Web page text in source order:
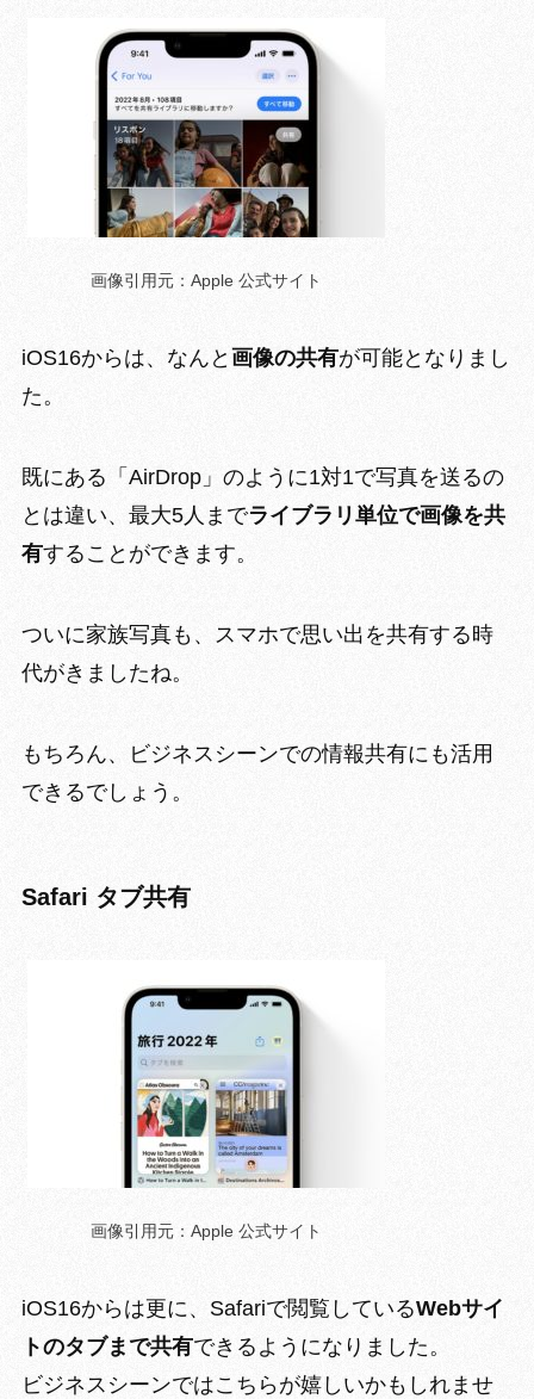
画像引用元：Apple 公式サイト
iOS16からは、なんと 画像の共有が可能となりまし
た。
既にある「AirDrop」のように1対1で写真を送るの
とは違い、最大5人までライブラリ単位で画像を共
有することができます。
ついに家族写真も、スマホで思い出を共有する時
代がきましたね。
もちろん、ビジネスシーンでの情報共有にも活用
できるでしょう。
Safari タブ共有
画像引用元：Apple 公式サイト
iOS16からは更に、Safariで閲覧しているWebサイ
トのタブまで共有できるようになりました。
ビジネスシーンではこちらが嬉しいかもしれませ